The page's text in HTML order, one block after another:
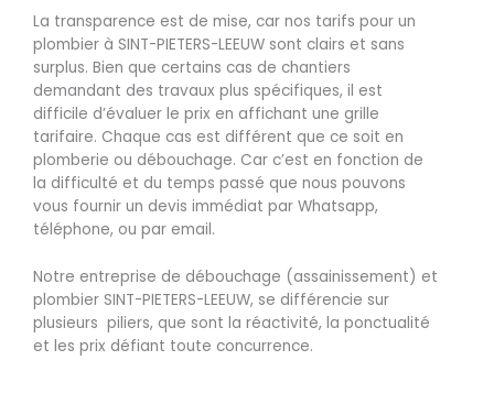
La transparence est de mise, car nos tarifs pour un
plombier à SINT-PIETERS-LEEUW sont clairs et sans
surplus. Bien que certains cas de chantiers
demandant des travaux plus spécifiques, il est
difficile d’évaluer le prix en affichant une grille
tarifaire. Chaque cas est différent que ce soit en
plomberie ou débouchage. Car c’est en fonction de
la difficulté et du temps passé que nous pouvons
vous fournir un devis immédiat par Whatsapp,
téléphone, ou par email.
Notre entreprise de débouchage (assainissement) et
plombier SINT-PIETERS-LEEUW, se différencie sur
plusieurs piliers, que sont la réactivité, la ponctualité
et les prix défiant toute concurrence.